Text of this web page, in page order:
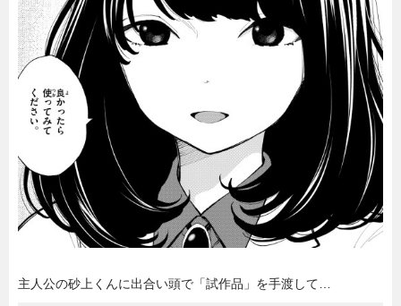
グルメ スキル
暮らし
連載一覧
主人公の砂上くんに出合い頭で「試作品」を手渡して…